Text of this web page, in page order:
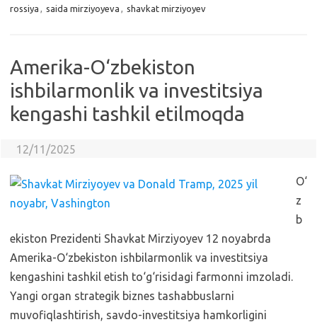
rossiya , saida mirziyoyeva , shavkat mirziyoyev
Amerika-O‘zbekiston
ishbilarmonlik va investitsiya
kengashi tashkil etilmoqda
12/11/2025
O‘
z
b
ekiston Prezidenti Shavkat Mirziyoyev 12 noyabrda
Amerika-O‘zbekiston ishbilarmonlik va investitsiya
kengashini tashkil etish to‘g‘risidagi farmonni imzoladi.
Yangi organ strategik biznes tashabbuslarni
muvofiqlashtirish, savdo-investitsiya hamkorligini